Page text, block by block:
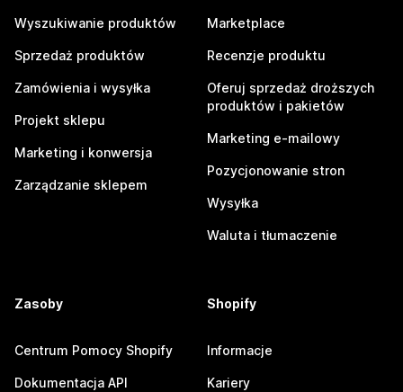
Wyszukiwanie produktów
Sprzedaż produktów
Zamówienia i wysyłka
Projekt sklepu
Marketing i konwersja
Zarządzanie sklepem
Marketplace
Recenzje produktu
Oferuj sprzedaż droższych
produktów i pakietów
Marketing e-mailowy
Pozycjonowanie stron
Wysyłka
Waluta i tłumaczenie
Zasoby
Centrum Pomocy Shopify
Dokumentacja API
Shopify
Informacje
Kariery